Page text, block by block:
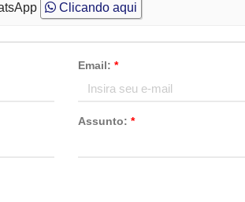
Clicando aqui
Email: *
Assunto: *